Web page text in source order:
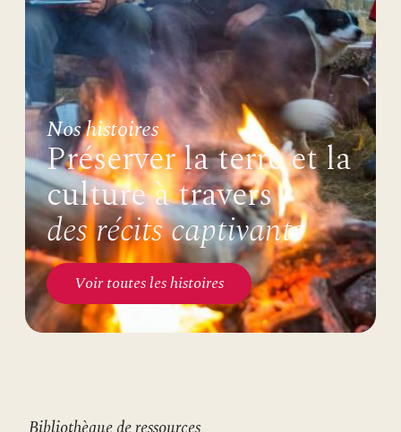
Nos histoires
Préserver la terre et la
culture à travers
des récits captivants
Voir toutes les histoires